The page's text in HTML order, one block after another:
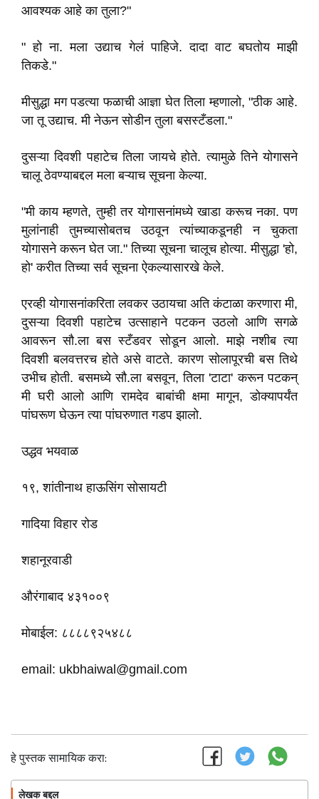
आवश्यक आहे का तुला?"
" हो ना. मला उद्याच गेलं पाहिजे. दादा वाट बघतोय माझी
तिकडे."
मीसुद्धा मग पडत्या फळाची आज्ञा घेत तिला म्हणालो, "ठीक आहे.
जा तू उद्याच. मी नेऊन सोडीन तुला बसस्टँडला."
दुसऱ्या दिवशी पहाटेच तिला जायचे होते. त्यामुळे तिने योगासने
चालू ठेवण्याबद्दल मला बऱ्याच सूचना केल्या.
"मी काय म्हणते, तुम्ही तर योगासनांमध्ये खाडा करूच नका. पण
मुलांनाही तुमच्यासोबतच उठवून त्यांच्याकडूनही न चुकता
योगासने करून घेत जा." तिच्या सूचना चालूच होत्या. मीसुद्धा 'हो,
हो' करीत तिच्या सर्व सूचना ऐकल्यासारखे केले.
एरव्ही योगासनांकरिता लवकर उठायचा अति कंटाळा करणारा मी,
दुसऱ्या दिवशी पहाटेच उत्साहाने पटकन उठलो आणि सगळे
आवरून सौ.ला बस स्टँडवर सोडून आलो. माझे नशीब त्या
दिवशी बलवत्तरच होते असे वाटते. कारण सोलापूरची बस तिथे
उभीच होती. बसमध्ये सौ.ला बसवून, तिला 'टाटा' करून पटकन्
मी घरी आलो आणि रामदेव बाबांची क्षमा मागून, डोक्यापर्यंत
पांघरूण घेऊन त्या पांघरुणात गडप झालो.
उद्धव भयवाळ
१९, शांतीनाथ हाऊसिंग सोसायटी
गादिया विहार रोड
शहानूरवाडी
औरंगाबाद ४३१००९
मोबाईल: ८८८८९२५४८८
email: ukbhaiwal@gmail.com
हे पुस्तक सामायिक करा:
लेखक बद्दल